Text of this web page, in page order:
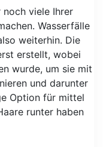
noch viele Ihrer
Wasserfälle
weiterhin. Die
erstellt, wobei
wurde, um sie mit
und darunter
Option für mittel
runter haben